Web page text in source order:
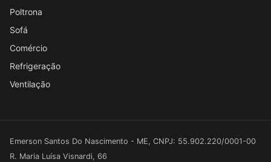
Poltrona
Sofá
Comércio
Refrigeração
Ventilação
Emerson Santos Do Nascimento - ME, CNPJ: 55.902.220/0001-00
R. Maria Luísa Visnardi, 66